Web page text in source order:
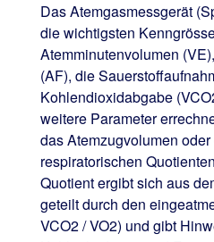
Das Atemgasmessgerät
die wichtigsten
Atemminutenvolumen
(AF), die
Kohlendioxidabgabe
weitere Parameter
das Atemzugvolumen
respiratorischen
Quotient ergibt sich aus
geteilt durch den
VCO2 / VO2) und gibt